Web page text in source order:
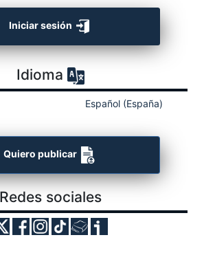
Iniciar sesión
Idioma
Español (España)
Quiero publicar
Redes sociales